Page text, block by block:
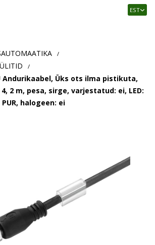
EST
/
/
Andurikaabel, Üks ots ilma pistikuta,
2 m, pesa, sirge, varjestatud: ei, LED:
halogeen: ei